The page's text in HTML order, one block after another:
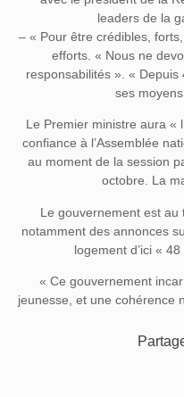
leaders de la
– « Pour être crédibles,
efforts. « Nous ne
responsabilités ». «
ses
Le Premier ministre aura «
confiance à l’Assemblée
au moment de la session
octobre. La
Le gouvernement est au
notamment des annonces
logement d’ici «
« Ce gouvernement
jeunesse, et une cohérence